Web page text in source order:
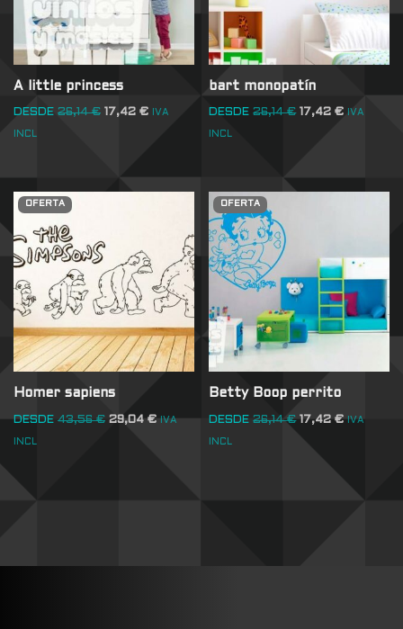
A little princess
DESDE 26,14€ 17,42 € IVA
INCL
bart monopatín
DESDE 26,14€ 17,42€ IVA
INCL
OFERTA
Homer sapiens
DESDE 43,56€ 29,04€ IVA
INCL
OFERTA
Betty Boop perrito
DESDE 26,14€ 17,42€ IVA
INCL